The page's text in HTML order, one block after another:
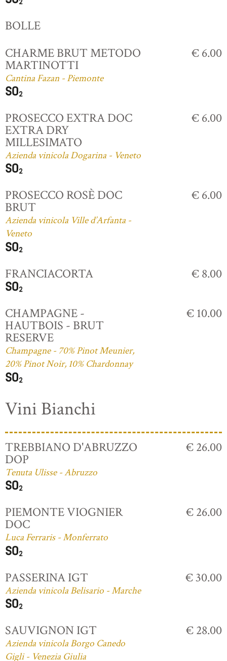
BOLLE
CHARME BRUT METODO
MARTINOTTI
Cantina Fazan - Piemonte
€ 6.00
PROSECCO EXTRA DOC
EXTRA DRY
MILLESIMATO
Azienda vinicola Dogarina - Veneto
€ 6.00
PROSECCO ROSÈ DOC
BRUT
Azienda vinicola Ville d’Arfanta -
Veneto
€ 6.00
FRANCIACORTA € 8.00
CHAMPAGNE -
HAUTBOIS - BRUT
RESERVE
Champagne - 70% Pinot Meunier,
20% Pinot Noir, 10% Chardonnay
€ 10.00
Vini Bianchi
TREBBIANO D'ABRUZZO
DOP
Tenuta Ulisse - Abruzzo
€ 26.00
PIEMONTE VIOGNIER
DOC
Luca Ferraris - Monferrato
€ 26.00
PASSERINA IGT
Azienda vinicola Belisario - Marche
€ 30.00
SAUVIGNON IGT
Azienda vinicola Borgo Canedo
Gigli - Venezia Giulia
€ 28.00